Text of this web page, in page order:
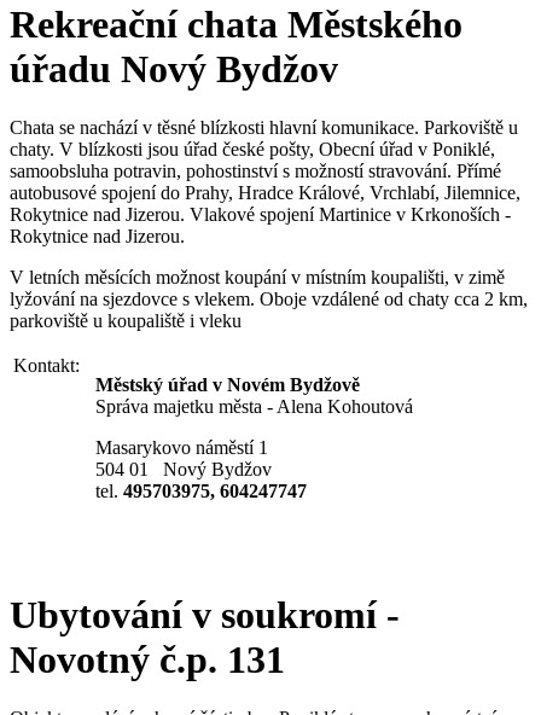
Rekreační chata Městského
úřadu Nový Bydžov
Chata se nachází v těsné blízkosti hlavní komunikace. Parkoviště u
chaty. V blízkosti jsou úřad české pošty, Obecní úřad v Poniklé,
samoobsluha potravin, pohostinství s možností stravování. Přímé
autobusové spojení do Prahy, Hradce Králové, Vrchlabí, Jilemnice,
Rokytnice nad Jizerou. Vlakové spojení Martinice v Krkonoších -
Rokytnice nad Jizerou.
V letních měsících možnost koupání v místním koupališti, v zimě
lyžování na sjezdovce s vlekem. Oboje vzdálené od chaty cca 2 km,
parkoviště u koupaliště i vleku
Kontakt:
Městský úřad v Novém Bydžově
Správa majetku města - Alena Kohoutová
Masarykovo náměstí 1
504 01 Nový Bydžov
tel. 495703975, 604247747
Ubytování v soukromí -
Novotný č.p. 131